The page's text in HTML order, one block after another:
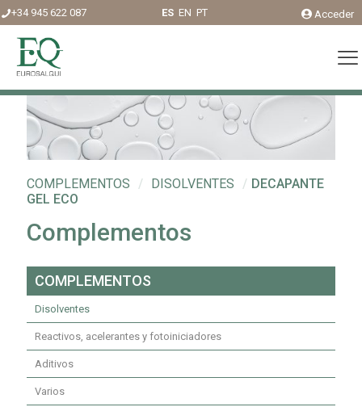
+34 945 622 087 ES EN PT Acceder
COMPLEMENTOS / DISOLVENTES / DECAPANTE
GEL ECO
Complementos
COMPLEMENTOS
Disolventes
Reactivos, acelerantes y fotoiniciadores
Aditivos
Varios